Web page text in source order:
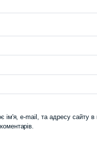
ім'я, e-mail, та адресу сайту в